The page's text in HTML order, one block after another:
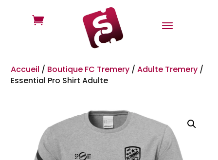

Accueil / Boutique FC Tremery /Adulte Tremery /
Essential Pro Shirt Adulte